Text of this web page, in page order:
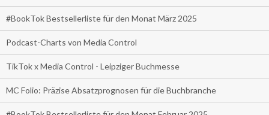
#BookTok Bestsellerliste für den Monat März 2025
Podcast-Charts von Media Control
TikTok x Media Control - Leipziger Buchmesse
MC Folio: Präzise Absatzprognosen für die Buchbranche